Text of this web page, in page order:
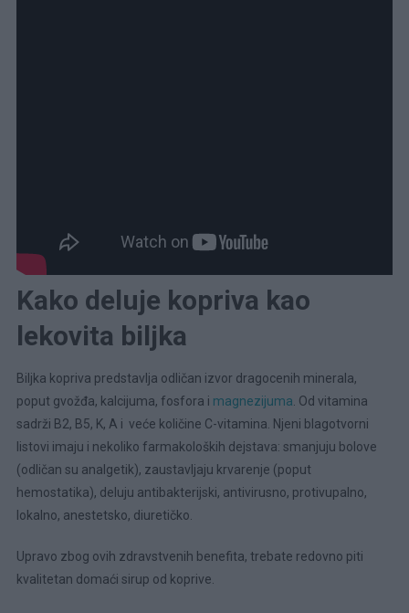
Kako deluje kopriva kao
lekovita biljka
Biljka kopriva predstavlja odličan izvor dragocenih minerala,
poput gvožđa, kalcijuma, fosfora i magnezijuma . Od vitamina
sadrži B2, B5, K, A i veće količine C-vitamina. Njeni blagotvorni
listovi imaju i nekoliko farmakoloških dejstava: smanjuju bolove
(odličan su analgetik), zaustavljaju krvarenje (poput
hemostatika), deluju antibakterijski, antivirusno, protivupalno,
lokalno, anestetsko, diuretičko.
Upravo zbog ovih zdravstvenih benefita, trebate redovno piti
kvalitetan domaći sirup od koprive.